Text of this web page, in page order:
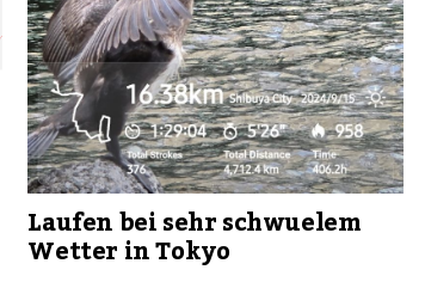
Laufen bei sehr schwuelem
Wetter in Tokyo